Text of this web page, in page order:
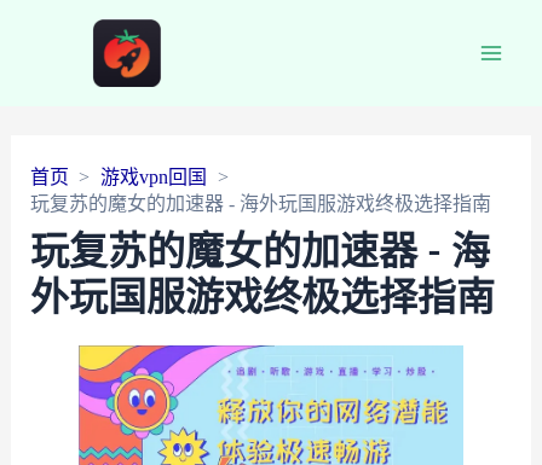
首页
游戏vpn回国
玩复苏的魔女的加速器 - 海外玩国服游戏终极选择指南
玩复苏的魔女的加速器 - 海
外玩国服游戏终极选择指南